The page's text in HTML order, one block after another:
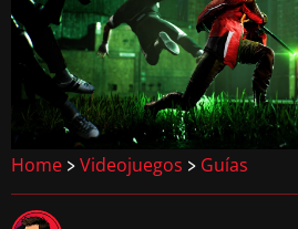
Home > Videojuegos > Guías